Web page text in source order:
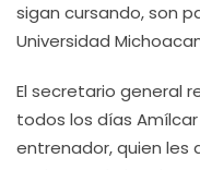
sigan cursando, son
Universidad
El secretario general
todos los días
entrenador, quien les